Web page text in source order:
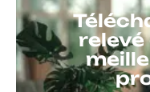
relevé